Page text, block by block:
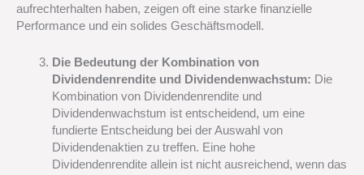
aufrechterhalten haben, zeigen oft eine starke finanzielle
Performance und ein solides Geschäftsmodell.
Die Bedeutung der Kombination von
Dividendenrendite und Dividendenwachstum: Die
Kombination von Dividendenrendite und
Dividendenwachstum ist entscheidend, um eine
fundierte Entscheidung bei der Auswahl von
Dividendenaktien zu treffen. Eine hohe
Dividendenrendite allein ist nicht ausreichend, wenn das